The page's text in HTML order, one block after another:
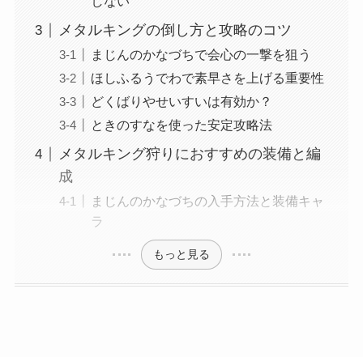
メタルキングの倒し方と攻略のコツ
まじんのかなづちで会心の一撃を狙う
ほしふるうでわで素早さを上げる重要性
どくばりやせいすいは有効か？
ときのすなを使った安定攻略法
メタルキング狩りにおすすめの装備と編
成
まじんのかなづちの入手方法と装備キャ
ラ
もっと見る